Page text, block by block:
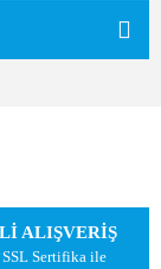
ALIŞVERİŞ
Sertifika ile